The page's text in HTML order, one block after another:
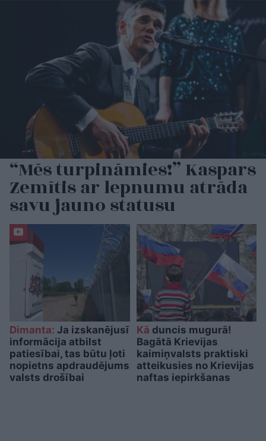
“Mēs turpināmies!” Kaspars
Zemītis ar lepnumu atrāda
savu jauno statusu
Dimanta: Ja izskanējusī
informācija atbilst
patiesībai, tas būtu ļoti
nopietns apdraudējums
valsts drošībai
Kā duncis mugurā!
Bagātā Krievijas
kaimiņvalsts praktiski
atteikusies no Krievijas
naftas iepirkšanas